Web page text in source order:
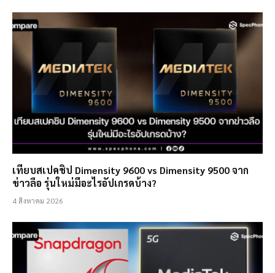
เทียบสเปคชิป Dimensity 9600 vs Dimensity 9500 จาก
ข่าวลือ รุ่นใหม่มีอะไรอัปเกรดบ้าง?
4 สิงหาคม 2026